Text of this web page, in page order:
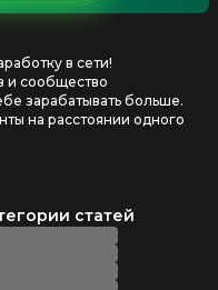
в сети!
и сообщество
зарабатывать больше.
на расстоянии одного
статей